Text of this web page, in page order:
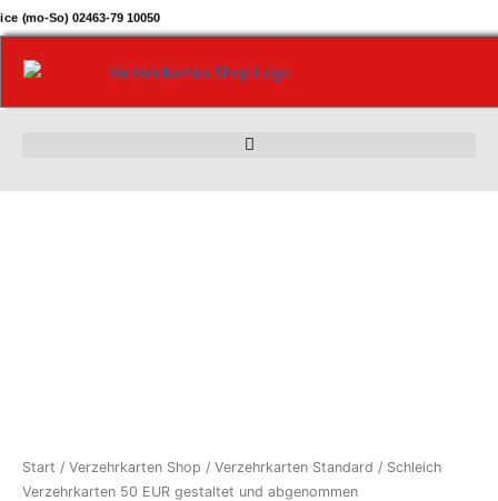
Zum
Inhalt
springen
(mo-So) 02463-79 10050
Start / Verzehrkarten Shop / Verzehrkarten Standard / Schleich
Verzehrkarten 50 EUR gestaltet und abgenommen